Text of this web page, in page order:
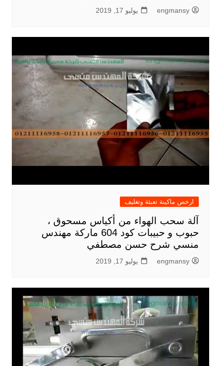
engmansy يوليو 17, 2019
ارخص ماكينة تعبئة وتغليف
آلة سحب الهواء من أكياس مسحوق ،
حبوب و حبيبات كود 604 ماركة مهندس
منسي شرح حسن مصطفي
engmansy يوليو 17, 2019